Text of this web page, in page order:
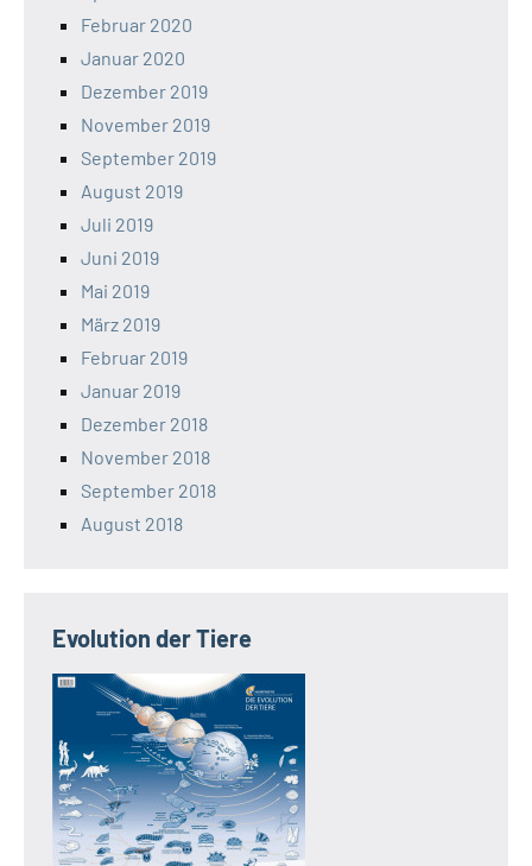
Februar 2020
Januar 2020
Dezember 2019
November 2019
September 2019
August 2019
Juli 2019
Juni 2019
Mai 2019
März 2019
Februar 2019
Januar 2019
Dezember 2018
November 2018
September 2018
August 2018
Evolution der Tiere